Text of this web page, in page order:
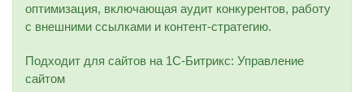
оптимизация, включающая аудит конкурентов, работу
с внешними ссылками и контент-стратегию.
Подходит для сайтов на 1С-Битрикс: Управление
сайтом